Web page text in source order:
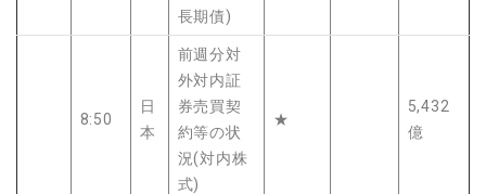
長期債)
8:50
日
本
前週分対
外対内証
券売買契
約等の状
況(対内株
式)
★
5,432
億